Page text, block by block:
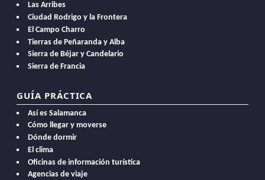
Las Arribes
Ciudad Rodrigo y la Frontera
El Campo Charro
Tierras de Peñaranda y Alba
Sierra de Béjar y Candelario
Sierra de Francia
GUÍA PRÁCTICA
Así es Salamanca
Cómo llegar y moverse
Dónde dormir
El clima
Oficinas de información turística
Agencias de viaje